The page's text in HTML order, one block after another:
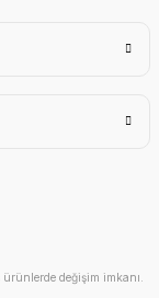
değişim imkanı.